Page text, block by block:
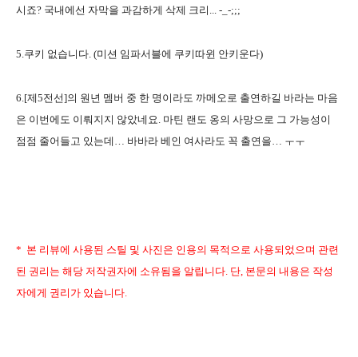
시죠? 국내에선 자막을 과감하게 삭제 크리... -_-;;;
5.쿠키 없습니다. (미션 임파서블에 쿠키따윈 안키운다)
6.[제5전선]의 원년 멤버 중 한 명이라도 까메오로 출연하길 바라는 마음
은 이번에도 이뤄지지 않았네요. 마틴 랜도 옹의 사망으로 그 가능성이
점점 줄어들고 있는데… 바바라 베인 여사라도 꼭 출연을… ㅜㅜ
* 본 리뷰에 사용된 스틸 및 사진은 인용의 목적으로 사용되었 으며 관련
된 권리는 해당 저작권자에 소유됨을 알립니다. 단, 본문의 내용은 작성
자에게 권리가 있습니다.